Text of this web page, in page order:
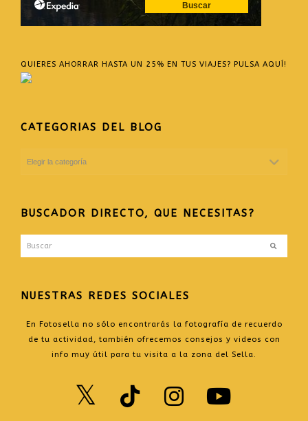
QUIERES AHORRAR HASTA UN 25% EN TUS VIAJES? PULSA AQUÍ!
CATEGORIAS DEL BLOG
BUSCADOR DIRECTO, QUE NECESITAS?
Buscar
NUESTRAS REDES SOCIALES
En Fotosella no sólo encontrarás la fotografía de recuerdo
de tu actividad, también ofrecemos consejos y videos con
info muy útil para tu visita a la zona del Sella.
Twitter
TikTok